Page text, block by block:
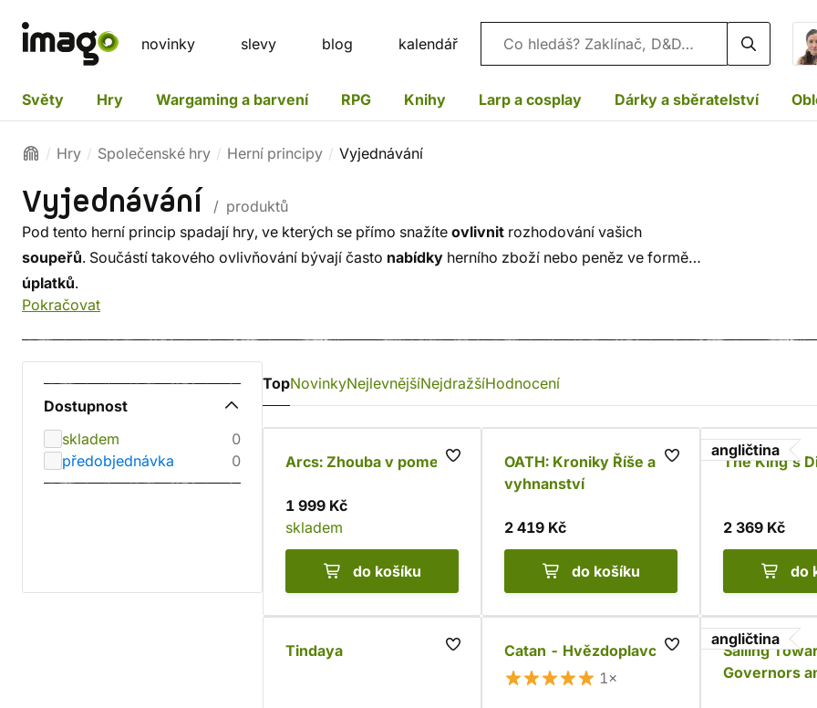
novinky slevy blog kalendář Vyhledávání
Světy Hry Wargaming a barvení RPG Knihy Larp a cosplay Dárky a sběratelství
Hry Společenské hry Herní principy Vyjednávání
Vyjednávání / produktů
Pod tento herní princip spadají hry, ve kterých se přímo snažíte ovlivnit rozhodování vašich
soupeřů. Součástí takového ovlivňování bývají často nabídky herního zboží nebo peněz ve formě
úplatků.
Pokračovat
Dostupnost
skladem
0
předobjednávka
0
TopNovinkyNejlevnějšíNejdražšíHodnocení
Arcs: Zhouba v pomezí
1 999 Kč
skladem
do košíku
OATH: Kroniky Říše a
vyhnanství
2 419 Kč
do košíku
angličtina
The King's
2 369 Kč
do
Tindaya
Catan - Hvězdoplavci
1×
angličtina
Sailing
Governors